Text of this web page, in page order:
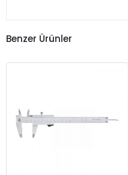
Benzer Ürünler